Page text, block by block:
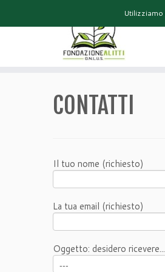
CONTATTI
Il tuo nome (richiesto)
La tua email (richiesto)
Oggetto: desidero ricevere...
Utilizziamo